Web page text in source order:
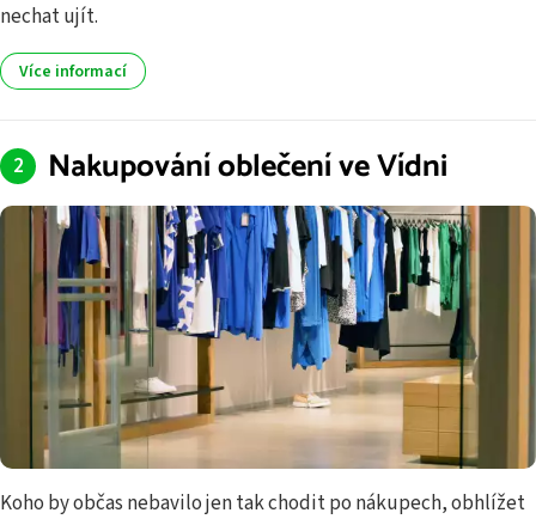
nechat ujít.
Více informací
Nakupování oblečení ve Vídni
Koho by občas nebavilo jen tak chodit po nákupech, obhlížet